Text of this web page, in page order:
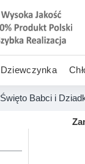
Dziewczynka
Święto Babci i